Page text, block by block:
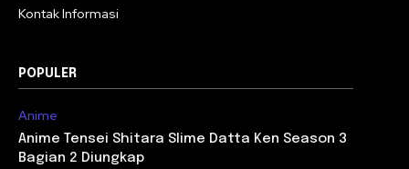
Kontak Informasi
POPULER
Anime
Anime Tensei Shitara Slime Datta Ken Season 3
Bagian 2 Diungkap